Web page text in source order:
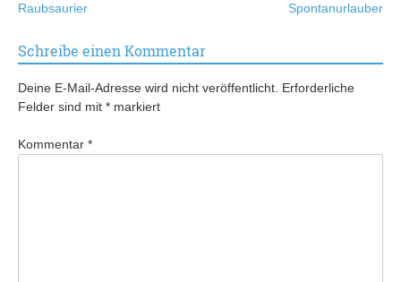
Raubsaurier
Spontanurlauber
Schreibe einen Kommentar
Deine E-Mail-Adresse wird nicht veröffentlicht. Erforderliche
Felder sind mit * markiert
Kommentar *